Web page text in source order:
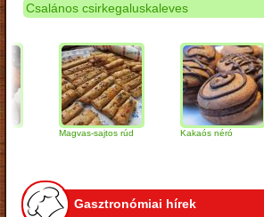
Csalános csirkegaluskaleves
Magvas-sajtos rúd Kakaós néró
Gasztronómiai hírek